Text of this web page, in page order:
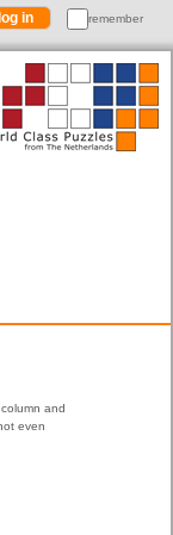
remember
and
even